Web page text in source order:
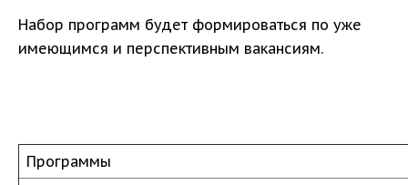
Набор программ будет формироваться по уже
имеющимся и перспективным вакансиям.
Программы